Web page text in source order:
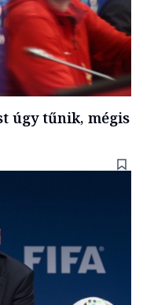
úgy tűnik, mégis